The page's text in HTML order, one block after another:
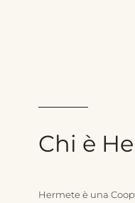
Chi è
Hermete è una